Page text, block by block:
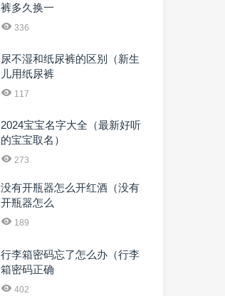
裤多久换一
336
尿不湿和纸尿裤的区别（新生
儿用纸尿裤
117
2024宝宝名字大全（最新好听
的宝宝取名）
273
没有开瓶器怎么开红酒（没有
开瓶器怎么
189
行李箱密码忘了怎么办（行李
箱密码正确
402